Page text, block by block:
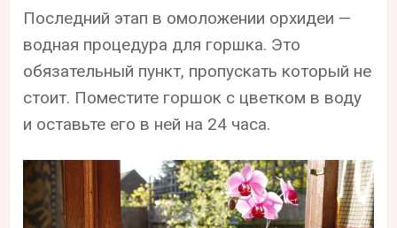
Последний этап в омоложении орхидеи —
водная процедура для горшка. Это
обязательный пункт, пропускать который не
стоит. Поместите горшок с цветком в воду
и оставьте его в ней на 24 часа.